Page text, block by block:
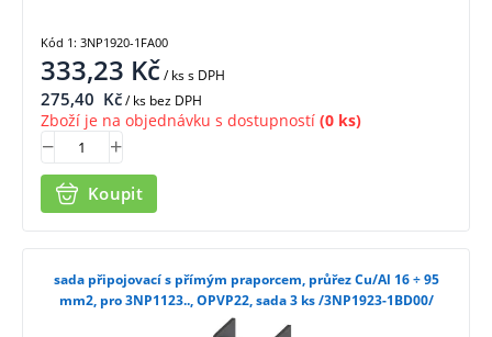
333,23 Kč/ kss DPH
275,40 Kč/ ks bez DPH
Zboží je na objednávku s dostupností (0 ks)
Koupit
Kód 1: 3NP1920-1FA00
sada připojovací s přímým praporcem, průřez Cu/Al 16 ÷ 95
mm2, pro 3NP1123.., OPVP22, sada 3 ks /3NP1923-1BD00/